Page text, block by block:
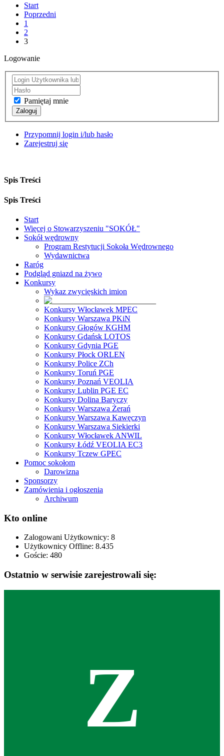
Start
Poprzedni
1
2
3
Logowanie
Pamiętaj mnie
Zaloguj
Przypomnij login i/lub hasło
Zarejestruj się
Spis Treści
Spis Treści
Start
Więcej o Stowarzyszeniu "SOKÓŁ"
Sokół wędrowny
Program Restytucji Sokoła Wędrownego
Wydawnictwa
Raróg
Podgląd gniazd na żywo
Konkursy
Wykaz zwycięskich imion
Konkursy Włocławek MPEC
Konkursy Warszawa PKiN
Konkursy Głogów KGHM
Konkursy Gdańsk LOTOS
Konkursy Gdynia PGE
Konkursy Płock ORLEN
Konkursy Police ZCh
Konkursy Toruń PGE
Konkursy Poznań VEOLIA
Konkursy Lublin PGE EC
Konkursy Dolina Baryczy
Konkursy Warszawa Żerań
Konkursy Warszawa Kawęczyn
Konkursy Warszawa Siekierki
Konkursy Włocławek ANWIL
Konkursy Łódź VEOLIA EC3
Konkursy Tczew GPEC
Pomoc sokołom
Darowizna
Sponsorzy
Zamówienia i ogłoszenia
Archiwum
Kto online
Zalogowani Użytkownicy: 8
Użytkownicy Offline: 8.435
Goście: 480
Ostatnio w serwisie zarejestrowali się:
Z